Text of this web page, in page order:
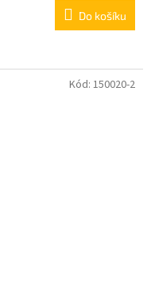
Do košíku
Kód: 150020-2